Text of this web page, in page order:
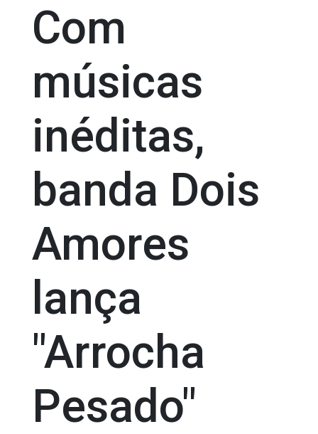
Com
músicas
inéditas,
banda Dois
Amores
lança
"Arrocha
Pesado"